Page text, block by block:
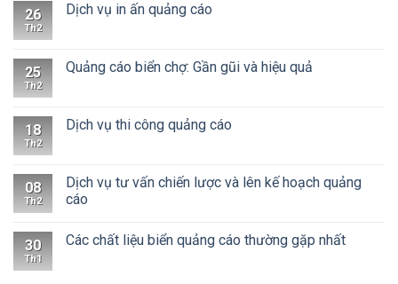
26
Th2
Dịch vụ in ấn quảng cáo
25
Th2
Quảng cáo biển chợ: Gần gũi và hiệu quả
18
Th2
Dịch vụ thi công quảng cáo
08
Th2
Dịch vụ tư vấn chiến lược và lên kế hoạch quảng
cáo
30
Th1
Các chất liệu biển quảng cáo thường gặp nhất